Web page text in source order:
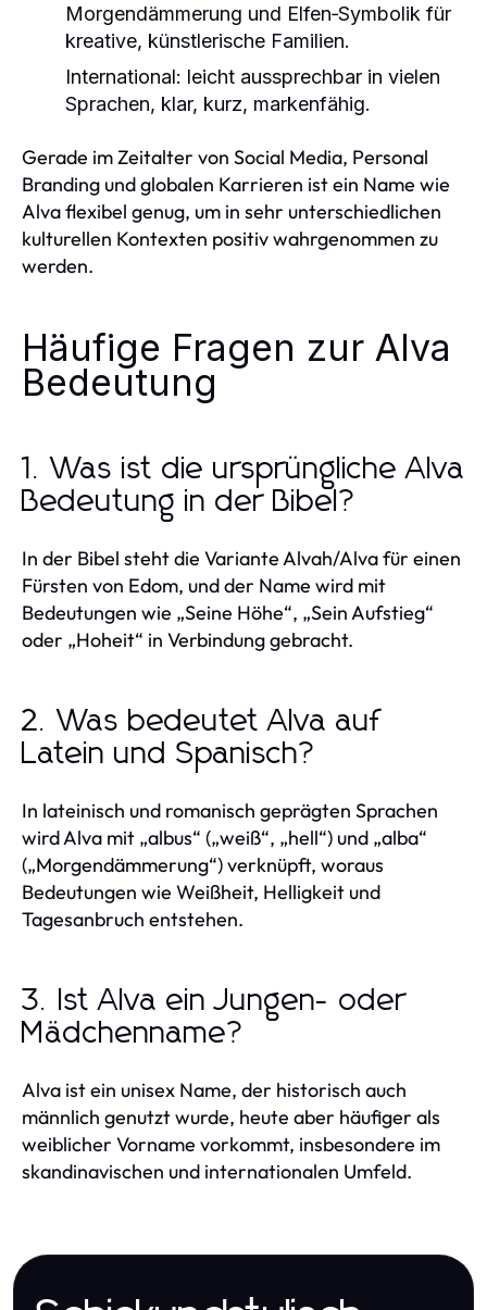
Morgendämmerung und Elfen‑Symbolik für
kreative, künstlerische Familien.
International: leicht aussprechbar in vielen
Sprachen, klar, kurz, markenfähig.
Gerade im Zeitalter von Social Media, Personal
Branding und globalen Karrieren ist ein Name wie
Alva flexibel genug, um in sehr unterschiedlichen
kulturellen Kontexten positiv wahrgenommen zu
werden.
Häufige Fragen zur Alva
Bedeutung
1. Was ist die ursprüngliche Alva
Bedeutung in der Bibel?
In der Bibel steht die Variante Alvah/Alva für einen
Fürsten von Edom, und der Name wird mit
Bedeutungen wie „Seine Höhe“, „Sein Aufstieg“
oder „Hoheit“ in Verbindung gebracht.
2. Was bedeutet Alva auf
Latein und Spanisch?
In lateinisch und romanisch geprägten Sprachen
wird Alva mit „albus“ („weiß“, „hell“) und „alba“
(„Morgendämmerung“) verknüpft, woraus
Bedeutungen wie Weißheit, Helligkeit und
Tagesanbruch entstehen.
3. Ist Alva ein Jungen- oder
Mädchenname?
Alva ist ein unisex Name, der historisch auch
männlich genutzt wurde, heute aber häufiger als
weiblicher Vorname vorkommt, insbesondere im
skandinavischen und internationalen Umfeld.